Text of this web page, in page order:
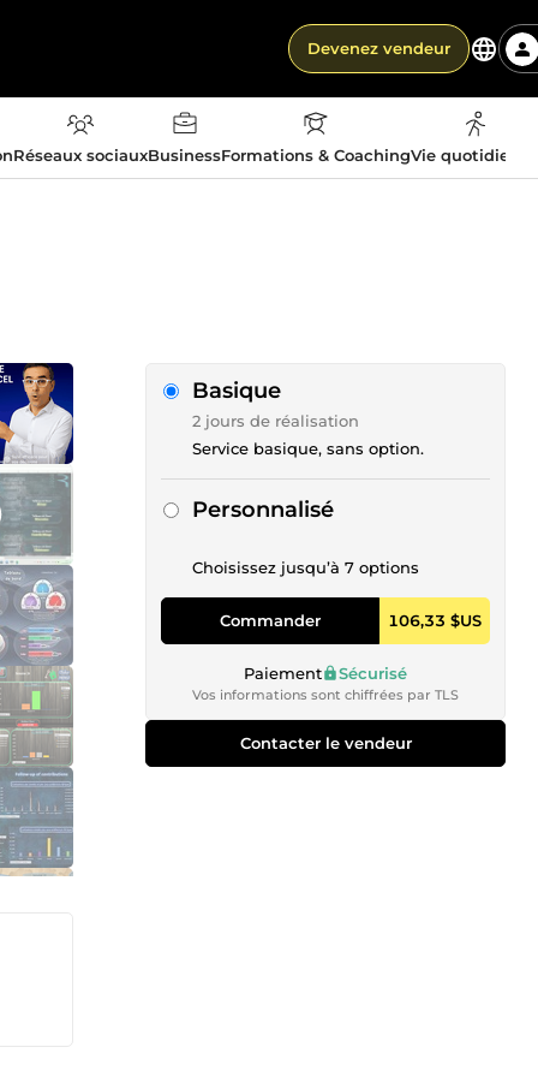
Devenez vendeur
Réseaux sociauxBusinessFormations & CoachingVie
Basique
2 jours de réalisation
Service basique, sans option.
Personnalisé
Choisissez jusqu’à 7 options
Commander 106,33 $US
Paiement Sécurisé
Vos informations sont chiffrées par TLS
Contacter le vendeur